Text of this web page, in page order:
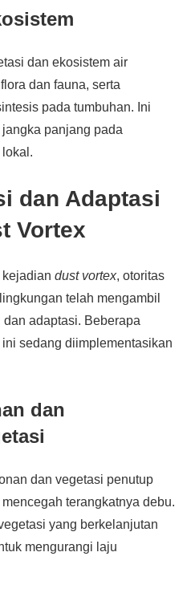
dan ekosistem air
dan fauna, serta
pada tumbuhan. Ini
panjang pada
dan Adaptasi
Vortex
dust vortex, otoritas
telah mengambil
adaptasi. Beberapa
sedang diimplementasikan
dan
dan vegetasi penutup
terangkatnya debu.
yang berkelanjutan
mengurangi laju